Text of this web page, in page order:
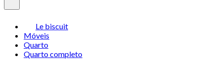
Le biscuit
Móveis
Quarto
Quarto completo